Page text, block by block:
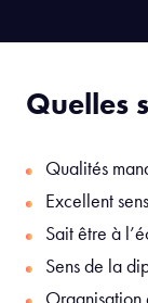
Quelles
Qualités
Excellent
Sait être à
Sens de la